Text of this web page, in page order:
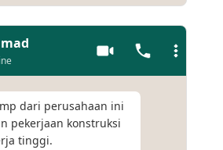
dari perusahaan ini
pekerjaan konstruksi
tinggi.